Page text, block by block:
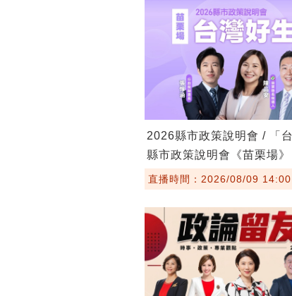
2026縣市政策說明會 / 「台
縣市政策說明會《苗栗場》
直播時間：2026/08/09 14:00